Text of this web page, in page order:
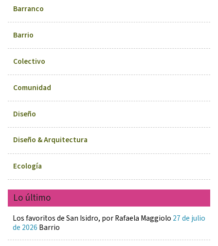
Barranco
Barrio
Colectivo
Comunidad
Diseño
Diseño & Arquitectura
Ecología
Lo último
Los favoritos de San Isidro, por Rafaela Maggiolo 27 de julio
de 2026 Barrio